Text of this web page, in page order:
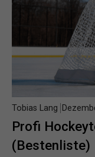
Profi
(Bestenliste)
Tobias Lang